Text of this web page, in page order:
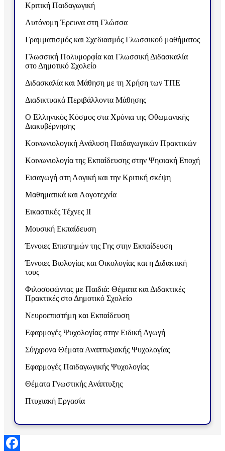
Κριτική Παιδαγωγική
Αυτόνομη Έρευνα στη Γλώσσα
Γραμματισμός και Σχεδιασμός Γλωσσικού μαθήματος
Γλωσσική Πολυμορφία και Γλωσσική Διδασκαλία
στο Δημοτικό Σχολείο
Διδασκαλία και Μάθηση με τη Χρήση των ΤΠΕ
Διαδικτυακά Περιβάλλοντα Μάθησης
Ο Ελληνικός Κόσμος στα Χρόνια της Οθωμανικής
Διακυβέρνησης
Κοινωνιολογική Ανάλυση Παιδαγωγικών Πρακτικών
Κοινωνιολογία της Εκπαίδευσης στην Ψηφιακή Εποχή
Εισαγωγή στη Λογική και την Κριτική σκέψη
Μαθηματικά και Λογοτεχνία
Εικαστικές Τέχνες ΙΙ
Μουσική Εκπαίδευση
Έννοιες Επιστημών της Γης στην Εκπαίδευση
Έννοιες Βιολογίας και Οικολογίας και η Διδακτική
τους
Φιλοσοφώντας με Παιδιά: Θέματα και Διδακτικές
Πρακτικές στο Δημοτικό Σχολείο
Νευροεπιστήμη και Εκπαίδευση
Εφαρμογές Ψυχολογίας στην Ειδική Αγωγή
Σύγχρονα Θέματα Αναπτυξιακής Ψυχολογίας
Εφαρμογές Παιδαγωγικής Ψυχολογίας
Θέματα Γνωστικής Ανάπτυξης
Πτυχιακή Εργασία